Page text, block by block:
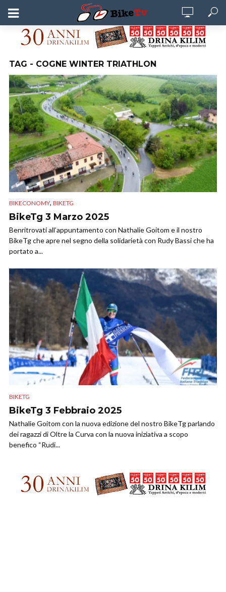
TAG - COGNE WINTER TRIATHLON
BIKECONOMY, BIKETG
BikeTg 3 Marzo 2025
Benritrovati all’appuntamento con Nathalie Goitom e il nostro
BikeTg che apre nel segno della solidarietà con Rudy Bassi che ha
portato a...
BIKETG
BikeTg 3 Febbraio 2025
Nathalie Goitom con la nuova edizione del nostro BikeTg parlando
dei ragazzi di Oltre la Curva con la nuova iniziativa a scopo
benefico “Rudi...